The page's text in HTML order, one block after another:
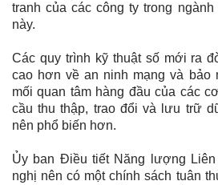
tranh của các công ty trong
này.
Các quy trình kỹ thuật số mới ra
cao hơn về an ninh mạng và bảo
mối quan tâm hàng đầu của các
cầu thu thập, trao đổi và lưu trữ
nên phổ biến hơn.
Ủy ban Điều tiết Năng lượng Liên
nghị nên có một chính sách tuân